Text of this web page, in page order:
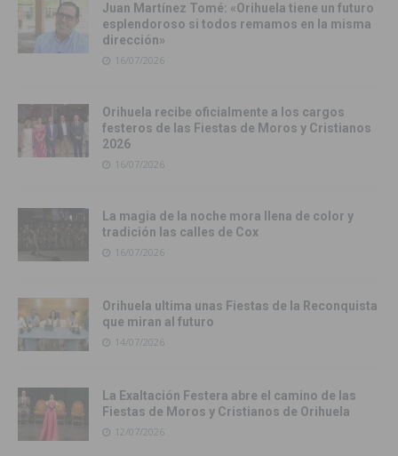
Juan Martínez Tomé: «Orihuela tiene un futuro
esplendoroso si todos remamos en la misma
dirección»
16/07/2026
Orihuela recibe oficialmente a los cargos
festeros de las Fiestas de Moros y Cristianos
2026
16/07/2026
La magia de la noche mora llena de color y
tradición las calles de Cox
16/07/2026
Orihuela ultima unas Fiestas de la Reconquista
que miran al futuro
14/07/2026
La Exaltación Festera abre el camino de las
Fiestas de Moros y Cristianos de Orihuela
12/07/2026